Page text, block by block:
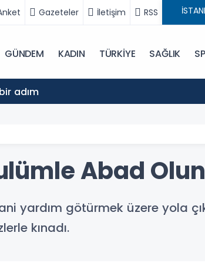
Gazeteler İletişim RSS
GÜNDEM KADIN TÜRKİYE SAĞLIK
adım
Abad
yardım götürmek üzere yola
kınadı.